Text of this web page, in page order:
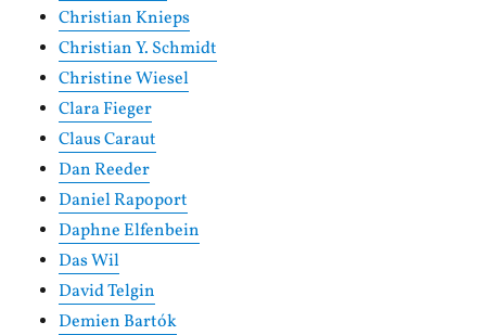
Christian Knieps
Christian Y. Schmidt
Christine Wiesel
Clara Fieger
Claus Caraut
Dan Reeder
Daniel Rapoport
Daphne Elfenbein
Das Wil
David Telgin
Demien Bartók